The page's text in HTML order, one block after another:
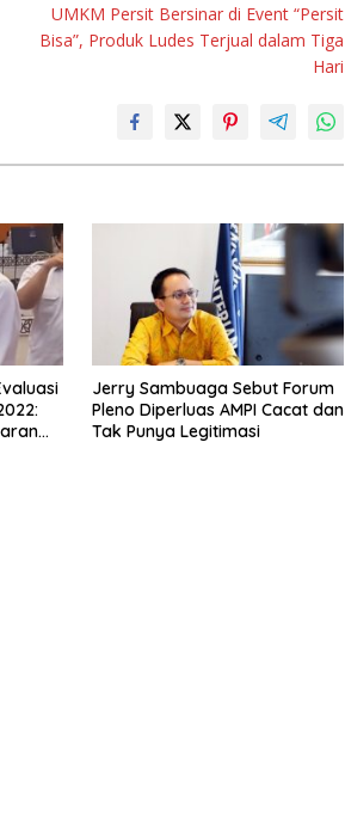
UMKM Persit Bersinar di Event “Persit
Bisa”, Produk Ludes Terjual dalam Tiga
Hari
Jerry Sambuaga Sebut Forum
Pleno Diperluas AMPI Cacat dan
Tak Punya Legitimasi